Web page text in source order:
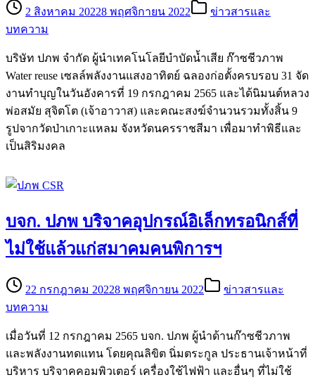
2 สิงหาคม 20228 พฤศจิกายน 2022
ข่าวสารและ
บทความ
บริษัท ปภพ จำกัด ผู้นำเทคโนโลยีบำบัดน้ำเสีย ก๊าซชีวภาพ
Water reuse เซลล์พลังงานแสงอาทิตย์ ฉลองก่อตั้งครบรอบ 31 จัด
งานทำบุญในวันอังคารที่ 19 กรกฎาคม 2565 และได้นิมนต์หลวง
พ่อสมัย สุจิตโต (เจ้าอาวาส) และคณะสงฆ์จำนวนรวมทั้งสิ้น 9
รูปจากวัดป่าเกาะแหลม จังหวัดนครราชสีมา เพื่อมาทำพิธีและ
เป็นสิริมงคล
บจก. ปภพ บริจาคอุปกรณ์อิเล็กทรอนิกส์ที่
ไม่ใช้แล้วแก่สมาคมคนพิการฯ
22 กรกฎาคม 20228 พฤศจิกายน 2022
ข่าวสารและ
บทความ
เมื่อวันที่ 12 กรกฎาคม 2565 บจก. ปภพ ผู้นำด้านก๊าซชีวภาพ
และพลังงานทดแทน โดยคุณลิขิต นิ่มตระกูล ประธานเจ้าหน้าที่
บริหาร บริจาคคอมพิวเตอร์ เครื่องใช้ไฟฟ้า และอื่นๆ ที่ไม่ใช้